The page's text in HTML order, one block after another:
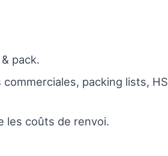
pack.
packing lists, HS
les coûts de renvoi.